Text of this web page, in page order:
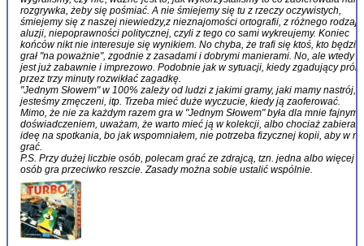
rozgrywka, żeby się pośmiać. A nie śmiejemy się tu z rzeczy oczywistych,
śmiejemy się z naszej niewiedzy,z nieznajomości ortografii, z różnego rodzaju
aluzji, niepoprawności politycznej, czyli z tego co sami wykreujemy. Koniec
końców nikt nie interesuje się wynikiem. No chyba, że trafi się ktoś, kto będzie
grał "na poważnie", zgodnie z zasadami i dobrymi manierami. No, ale wtedy
jest już zabawnie i imprezowo. Podobnie jak w sytuacji, kiedy zgadujący
przez trzy minuty rozwikłać zagadkę.
"Jednym Słowem" w 100% zależy od ludzi z jakimi gramy, jaki mamy nastrój,
jesteśmy zmęczeni, itp. Trzeba mieć duże wyczucie, kiedy ją zaoferować.
Mimo, że nie za każdym razem gra w "Jednym Słowem" była dla mnie fajnym
doświadczeniem, uważam, że warto mieć ją w kolekcji, albo chociaż zabierać
ideę na spotkania, bo jak wspomniałem, nie potrzeba fizycznej kopii, aby w
grać.
P.S. Przy dużej liczbie osób, polecam grać ze zdrajcą, tzn. jedna albo więcej
osób gra przeciwko reszcie. Zasady można sobie ustalić wspólnie.